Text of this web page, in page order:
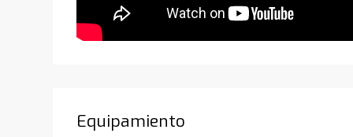
Equipamiento